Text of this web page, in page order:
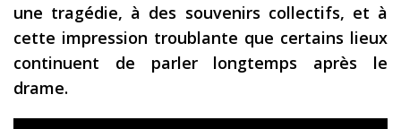
une tragédie, à des souvenirs collectifs, et à
cette impression troublante que certains lieux
continuent de parler longtemps après le
drame.